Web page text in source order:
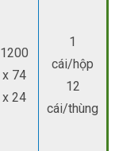
1200
x 74
x 24
1
cái/hộp
12
cái/thùng